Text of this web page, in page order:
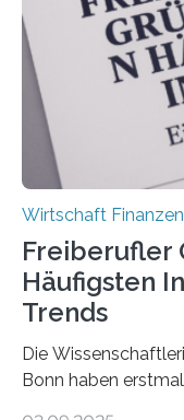
Ergebnis: Deutlich
über 50 Jahre alt
Nachfolgeregelung
bereits Regelungen…
Wirtschaft Finanzen
Freiberufler
Häufigsten
Trends
Die
Bonn haben